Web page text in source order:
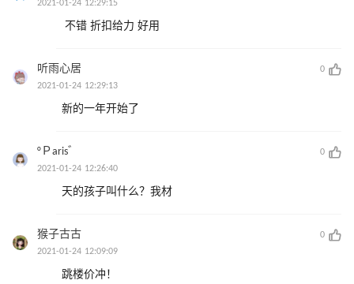
2021-01-24 12:29:15
不错 折扣给力 好用
听雨心居
0
2021-01-24 12:29:13
新的一年开始了
°Ｐaris゛
0
2021-01-24 12:26:40
天的孩子叫什么？我材
猴子古古
0
2021-01-24 12:09:09
跳楼价冲！